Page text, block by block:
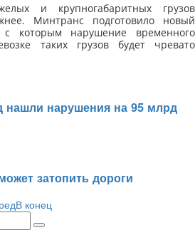
и крупногабаритных грузов
Минтранс подготовило новый
с которым нарушение временного
таких грузов будет чревато
нашли нарушения на 95 млрд
затопить дороги
В конец